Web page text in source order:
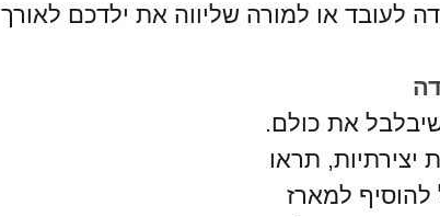
או למורה שליווה את ילדכם
את כולם.
יצירתיות, תראו
למארז